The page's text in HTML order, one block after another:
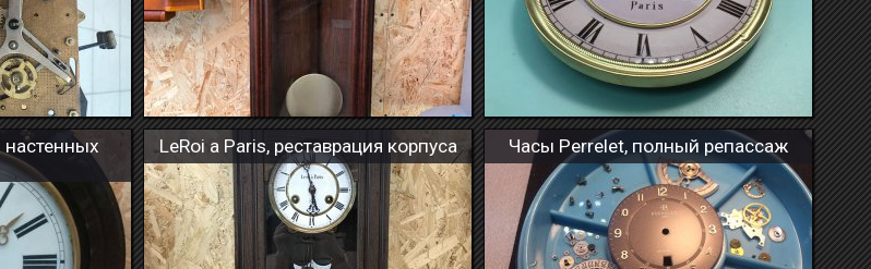
LeRoi a Paris, реставрация корпуса Часы Perrelet, полный репассаж